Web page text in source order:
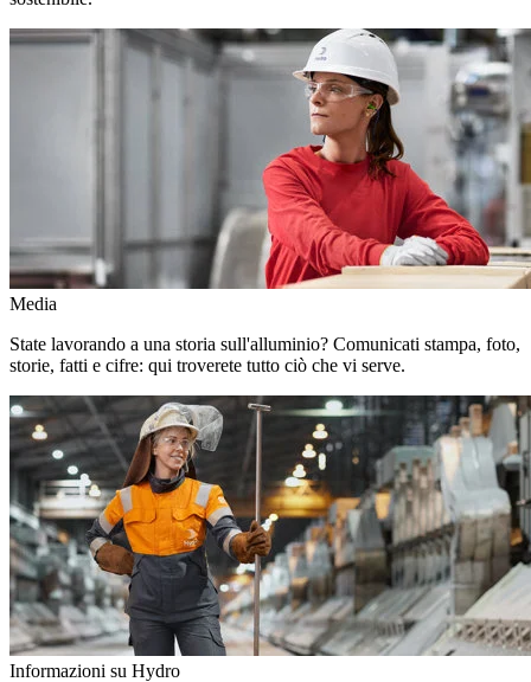
Media
State lavorando a una storia sull'alluminio? Comunicati stampa, foto,
storie, fatti e cifre: qui troverete tutto ciò che vi serve.
Informazioni su Hydro